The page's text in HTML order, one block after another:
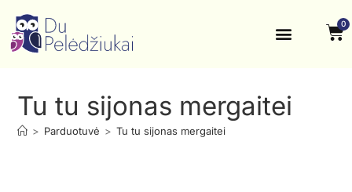
0
Tu tu sijonas mergaitei
> Parduotuvė > Tu tu sijonas mergaitei